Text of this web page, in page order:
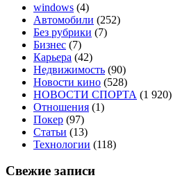
windows (4)
Автомобили (252)
Без рубрики (7)
Бизнес (7)
Карьера (42)
Недвижимость (90)
Новости кино (528)
НОВОСТИ СПОРТА (1 920)
Отношения (1)
Покер (97)
Статьи (13)
Технологии (118)
Свежие записи